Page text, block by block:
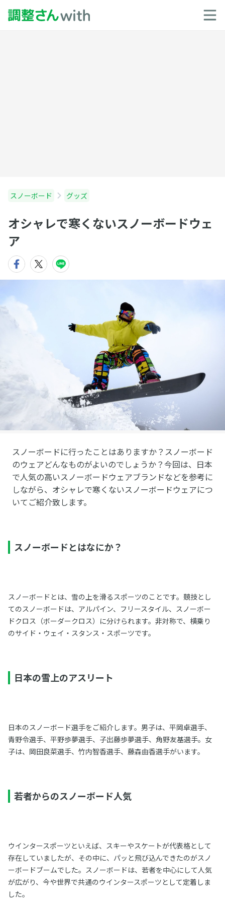
スノーボード グッズ
オシャレで寒くないスノーボードウェ
ア
スノーボードに行ったことはありますか？スノーボード
のウェアどんなものがよいのでしょうか？今回は、日本
で人気の高いスノーボードウェアブランドなどを参考に
しながら、オシャレで寒くないスノーボードウェアにつ
いてご紹介致します。
スノーボードとはなにか？
スノーボードとは、雪の上を滑るスポーツのことです。競技とし
てのスノーボードは、アルパイン、フリースタイル、スノーボー
ドクロス（ボーダークロス）に分けられます。非対称で、横乗り
のサイド・ウェイ・スタンス・スポーツです。
日本の雪上のアスリート
日本のスノーボード選手をご紹介します。男子は、平岡卓選手、
青野令選手、平野歩夢選手、子出藤歩夢選手、角野友基選手。女
子は、岡田良菜選手、竹内智香選手、藤森由香選手がいます。
若者からのスノーボード人気
ウインタースポーツといえば、スキーやスケートが代表格として
存在していましたが、その中に、パッと飛び込んできたのがスノ
ーボードブームでした。スノーボードは、若者を中心にして人気
が広がり、今や世界で共通のウインタースポーツとして定着しま
した。